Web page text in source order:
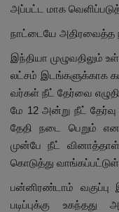
அப்பட்ட மாக
நாட்டையே அதிரவைத்த
இந்தியா முழுவதிலும்
லட்சம் இடங்களுக்காக
வர்கள் நீட் தேர்வை
மே 12 அன்று நீட்
தேதி நடை பெறும் என
முன்பே நீட் வினாத்தாள்
கொடுத்து
பன்னிரண்டாம் வகுப்பு
படிப்புக்கு